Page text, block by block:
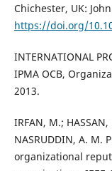
Chichester, UK:
https://doi.org/
INTERNATIONAL
IPMA OCB,
2013.
IRFAN, M.;
NASRUDDIN, A.
organizational